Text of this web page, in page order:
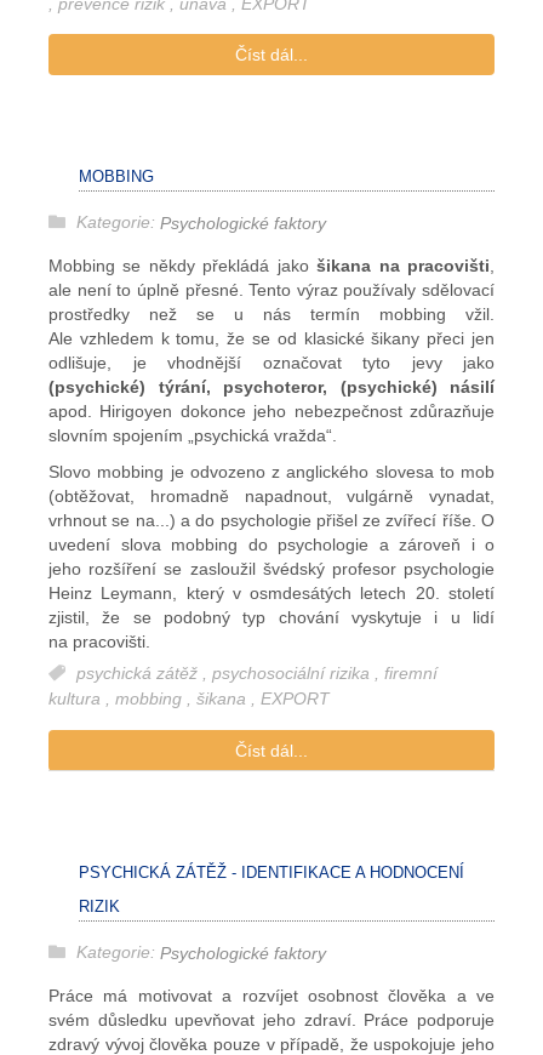
Číst dál...
MOBBING
Kategorie: Psychologické faktory
Mobbing se někdy překládá jakošikana na pracovišti
ale není to úplně přesné. Tento výraz používaly sdělovací
prostředky než se u nás termín mobbing vžil.
Ale vzhledem k tomu, že se od klasické šikany přeci jen
odlišuje, je vhodnější označovat tyto jevy jako
(psychické) týrání, psychoteror, (psychické) násilí
apod. Hirigoyen dokonce jeho nebezpečnost zdůrazňuje
slovním spojením „psychická vražda“.
Slovo mobbing je odvozeno z anglického slovesa to mob
(obtěžovat, hromadně napadnout, vulgárně vynadat,
vrhnout se na...) a do psychologie přišel ze zvířecí říše. O
uvedení slova mobbing do psychologie a zároveň i o
jeho rozšíření se zasloužil švédský profesor psychologie
Heinz Leymann, který v osmdesátých letech 20. století
zjistil, že se podobný typ chování vyskytuje i u lidí
na pracovišti.
psychická zátěž , psychosociální rizika , firemní
kultura , mobbing , šikana , EXPORT
Číst dál...
PSYCHICKÁ ZÁTĚŽ - IDENTIFIKACE A HODNOCENÍ
RIZIK
Kategorie: Psychologické faktory
Práce má motivovat a rozvíjet osobnost člověka a ve
svém důsledku upevňovat jeho zdraví. Práce podporuje
zdravý vývoj člověka pouze v případě, že uspokojuje jeho